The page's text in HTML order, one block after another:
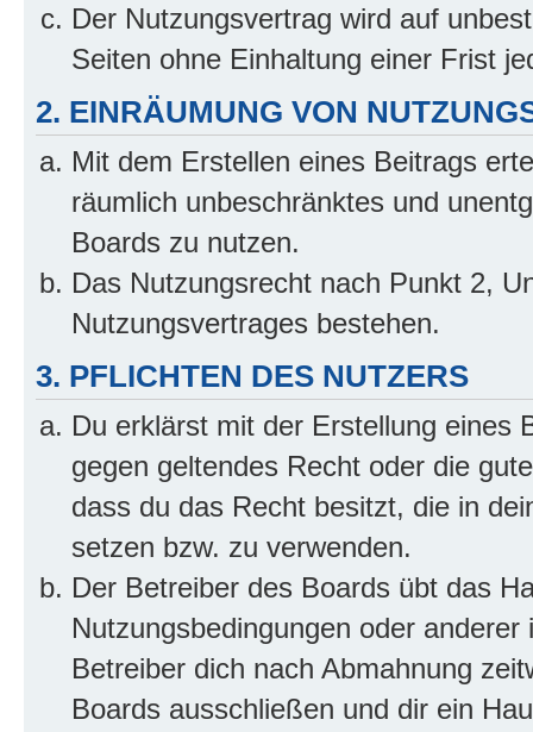
Der Nutzungsvertrag wird auf
Seiten ohne Einhaltung einer Frist
2. EINRÄUMUNG VON
Mit dem Erstellen eines Beitrags
räumlich unbeschränktes und
Boards zu nutzen.
Das Nutzungsrecht nach Punkt 2,
Nutzungsvertrages bestehen.
3. PFLICHTEN DES NUTZERS
Du erklärst mit der Erstellung eines
gegen geltendes Recht oder die
dass du das Recht besitzt, die in
setzen bzw. zu verwenden.
Der Betreiber des Boards übt das
Nutzungsbedingungen oder
Betreiber dich nach Abmahnung
Boards ausschließen und dir ein